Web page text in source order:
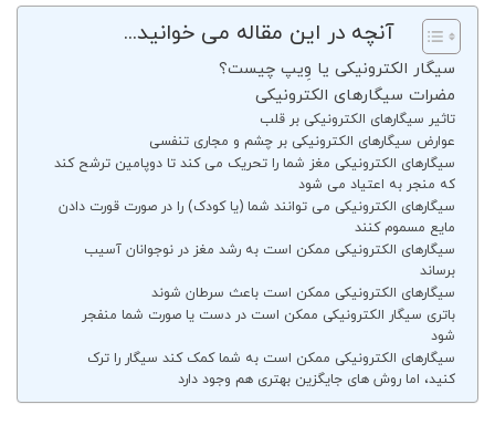
آنچه در این مقاله می خوانید...
سیگار الکترونیکی یا وِیپ چیست؟
مضرات سیگارهای الکترونیکی
تاثیر سیگارهای الکترونیکی بر قلب
عوارض سیگارهای الکترونیکی بر چشم و مجاری تنفسی
سیگارهای الکترونیکی مغز شما را تحریک می کند تا دوپامین ترشح کند
که منجر به اعتیاد می شود
سیگارهای الکترونیکی می توانند شما (یا کودک) را در صورت قورت دادن
مایع مسموم کنند
سیگارهای الکترونیکی ممکن است به رشد مغز در نوجوانان آسیب
برساند
سیگارهای الکترونیکی ممکن است باعث سرطان شوند
باتری سیگار الکترونیکی ممکن است در دست یا صورت شما منفجر
شود
سیگارهای الکترونیکی ممکن است به شما کمک کند سیگار را ترک
کنید، اما روش های جایگزین بهتری هم وجود دارد